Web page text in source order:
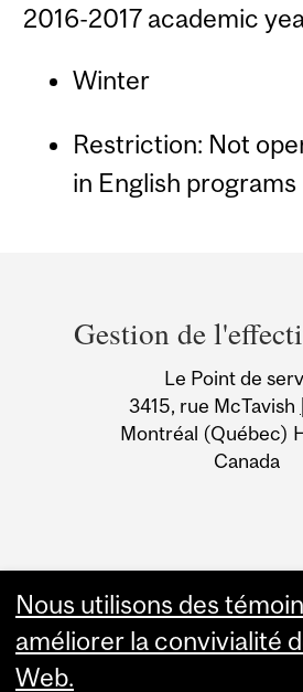
2016-2017 academic
Winter
Restriction: Not
in English programs
and
University
Information
Gestion de
Le Point de
3415, rue McTavish
Montréal (Québec)
Canada
Nous utilisons des
améliorer la convivialité
Web.